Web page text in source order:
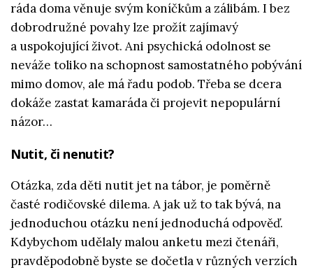
ráda doma věnuje svým koníčkům a zálibám. I bez
dobrodružné povahy lze prožít zajímavý
a uspokojující život. Ani psychická odolnost se
neváže toliko na schopnost samostatného pobývání
mimo domov, ale má řadu podob. Třeba se dcera
dokáže zastat kamaráda či projevit nepopulární
názor…
Nutit, či nenutit?
Otázka, zda děti nutit jet na tábor, je poměrně
časté rodičovské dilema. A jak už to tak bývá, na
jednoduchou otázku není jednoduchá odpověď.
Kdybychom udělaly malou anketu mezi čtenáři,
pravděpodobně byste se dočetla v různých verzích